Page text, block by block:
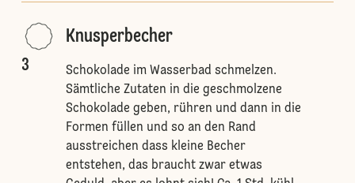
3
Knusperbecher
Schokolade im Wasserbad schmelzen.
Sämtliche Zutaten in die geschmolzene
Schokolade geben, rühren und dann in die
Formen füllen und so an den Rand
ausstreichen dass kleine Becher
entstehen, das braucht zwar etwas